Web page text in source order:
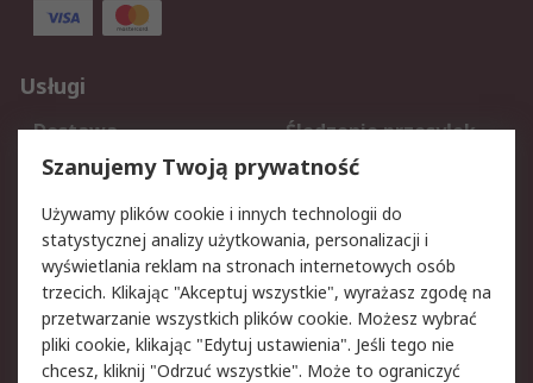
Usługi
Dostawa
Śledzenie przesyłek
Reklamacje i zwroty
Rejestracja
Aspekty prawne
Bezpieczeństwo e-
maila
Polityka dotycząca
plików cookie
Polityka prywatności
Użytkowanie witryny
Szanujemy Twoją prywatność
Używamy plików cookie i innych technologii do
statystycznej analizy użytkowania, personalizacji i
wyświetlania reklam na stronach internetowych osób
trzecich. Klikając "Akceptuj wszystkie", wyrażasz zgodę na
przetwarzanie wszystkich plików cookie. Możesz wybrać
pliki cookie, klikając "Edytuj ustawienia". Jeśli tego nie
chcesz, kliknij "Odrzuć wszystkie". Może to ograniczyć